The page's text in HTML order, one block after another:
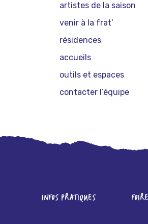
artistes de la saison
venir à la frat’
résidences
accueils
outils et espaces
contacter l’équipe
INFOS PRATIQUES